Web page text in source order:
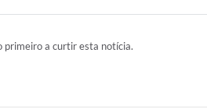
primeiro a curtir esta notícia.